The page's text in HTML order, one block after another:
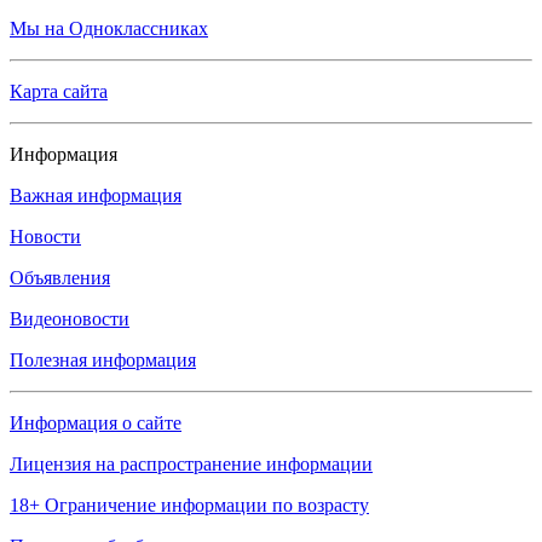
Мы на Одноклассниках
Карта сайта
Информация
Важная информация
Новости
Объявления
Видеоновости
Полезная информация
Информация о сайте
Лицензия на распространение информации
18+ Ограничение информации по возрасту